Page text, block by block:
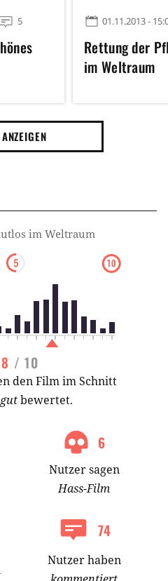
5 01.11.2013 -
Rettung der
im Weltraum
im Weltraum
/ 10
den Film im Schnitt
bewertet.
6
Nutzersagen
Hass-Film
74
Nutzer haben